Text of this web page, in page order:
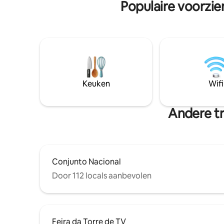
meubilair, evenals de apparaten en
keukengerei die nodig zijn voor een
Square,
Populaire
Keuken Wifi
Andere
Conjunto Nacional
Door 112 locals aanbevolen
Feira da Torre de TV